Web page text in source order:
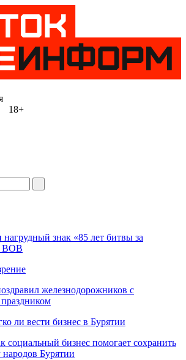
18+
знак «85 лет битвы за
ВОВ
железнодорожников с
ли вести бизнес в Бурятии
социальный бизнес помогает сохранить
Бурятии